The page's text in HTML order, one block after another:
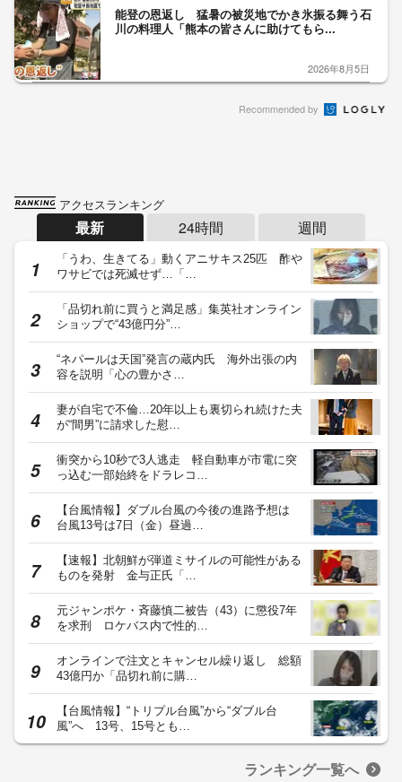
能登の恩返し 猛暑の被災地でかき氷振る舞う石
川の料理人「熊本の皆さんに助けてもら...
2026年8月5日
Recommended by
アクセスランキング
最新 24時間 週間
「うわ、生きてる」動くアニサキス25匹 酢や
ワサビでは死滅せず…「…
「品切れ前に買うと満足感」集英社オンライン
ショップで“43億円分”…
“ネパールは天国”発言の蔵内氏 海外出張の内
容を説明「心の豊かさ…
妻が自宅で不倫…20年以上も裏切られ続けた夫
が“間男”に請求した慰…
衝突から10秒で3人逃走 軽自動車が市電に突
っ込む一部始終をドラレコ…
【台風情報】ダブル台風の今後の進路予想は
台風13号は7日（金）昼過…
【速報】北朝鮮が弾道ミサイルの可能性がある
ものを発射 金与正氏「…
元ジャンポケ・斉藤慎二被告（43）に懲役7年
を求刑 ロケバス内で性的…
オンラインで注文とキャンセル繰り返し 総額
43億円か「品切れ前に購…
【台風情報】“トリプル台風”から“ダブル台
風”へ 13号、15号とも…
ランキング一覧へ